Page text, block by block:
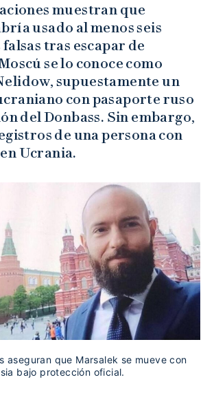
muestran que
usado al menos seis
tras escapar de
se lo conoce como
supuestamente un
con pasaporte ruso
del Donbass. Sin embargo,
de una persona con
Ucrania.
aseguran que Marsalek se mueve con
bajo protección oficial.